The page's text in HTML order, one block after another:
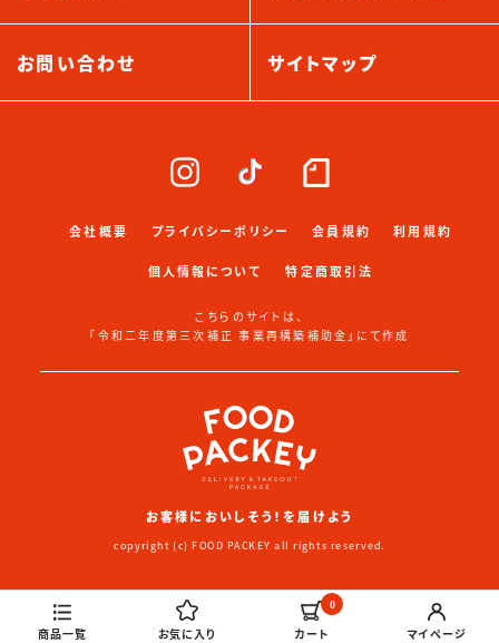
お問い合わせ サイトマップ
会社概要 プライバシーポリシー 会員規約 利用規約
個人情報について 特定商取引法
こちらのサイトは、
「令和二年度第三次補正 事業再構築補助金」にて作成
お客様においしそう！を届けよう
copyright (c) FOOD PACKEY all rights reserved.
商品一覧 お気に入り
0
カート マイページ